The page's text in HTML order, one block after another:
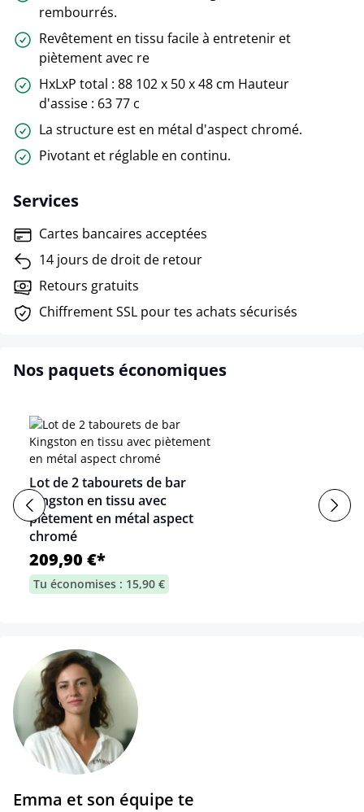
rembourrés.
Revêtement en tissu facile à entretenir et
piètement avec re
HxLxP total : 88 102 x 50 x 48 cm Hauteur
d'assise : 63 77 c
La structure est en métal d'aspect chromé.
Pivotant et réglable en continu.
Services
Cartes bancaires acceptées
14 jours de droit de retour
Retours gratuits
Chiffrement SSL pour tes achats sécurisés
Nos paquets économiques
Lot de 2 tabourets de bar
Kingston en tissu avec
piètement en métal aspect
chromé
209,90 €*
Tu économises : 15,90 €
Emma et son équipe te